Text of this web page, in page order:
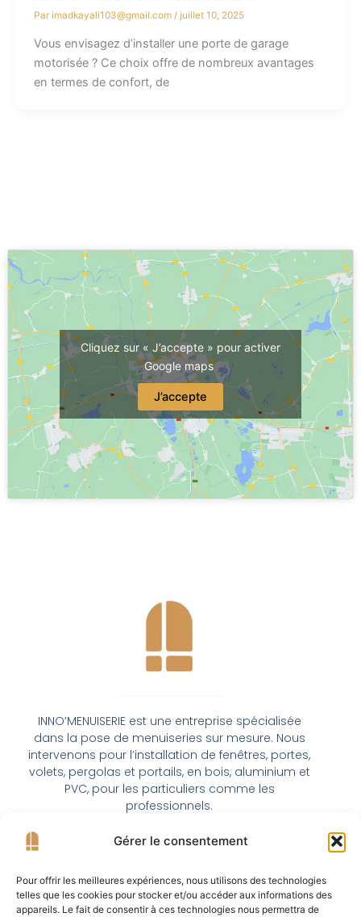
Gérer le consentement
Pour offrir les meilleures expériences, nous utilisons des technologies
telles que les cookies pour stocker et/ou accéder aux informations des
appareils. Le fait de consentir à ces technologies nous permettra de
Par imadkayali103@gmail.com / juillet 10, 2025
Vous envisagez d’installer une porte de garage
motorisée ? Ce choix offre de nombreux avantages
en termes de confort, de
Cliquez sur « J’accepte » pour activer
Google maps
J’accepte
INNO’MENUISERIE est une entreprise spécialisée
dans la pose de menuiseries sur mesure. Nous
intervenons pour l’installation de fenêtres, portes,
volets, pergolas et portails, en bois, aluminium et
PVC, pour les particuliers comme les
professionnels.
F
c
e
b
I
s
t
a
Liens Rapides
Menuiserie Extérieur